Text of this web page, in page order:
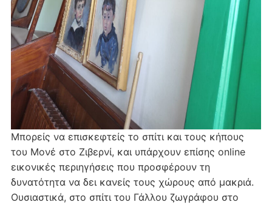
Μπορείς να επισκεφτείς το σπίτι και τους κήπους
του Μονέ στο Ζιβερνί, και υπάρχουν επίσης online
εικονικές περιηγήσεις που προσφέρουν τη
δυνατότητα να δει κανείς τους χώρους από μακριά.
Ουσιαστικά, στο σπίτι του Γάλλου ζωγράφου στο